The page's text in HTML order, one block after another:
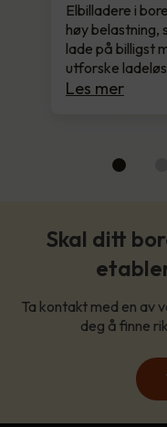
Elbilladere i
høy belastning,
lade på billigst
utforske
Les mer
Skal ditt
Ta kontakt med en av
deg å finne